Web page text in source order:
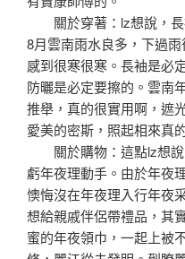
關於穿著：lz想說，長
8月雲南雨水良多，下過
感到很寒很寒。長袖是必
防曬是必定要擦的。雲南
推舉，真的很實用啊，遮
愛美的密斯，照起相來真
關於購物：這點lz想說
虧年夜理動手。由於年夜
懊悔沒在年夜理入行年夜
想給親戚伴侶帶禮品，其
蜜的年夜領巾，一起上被